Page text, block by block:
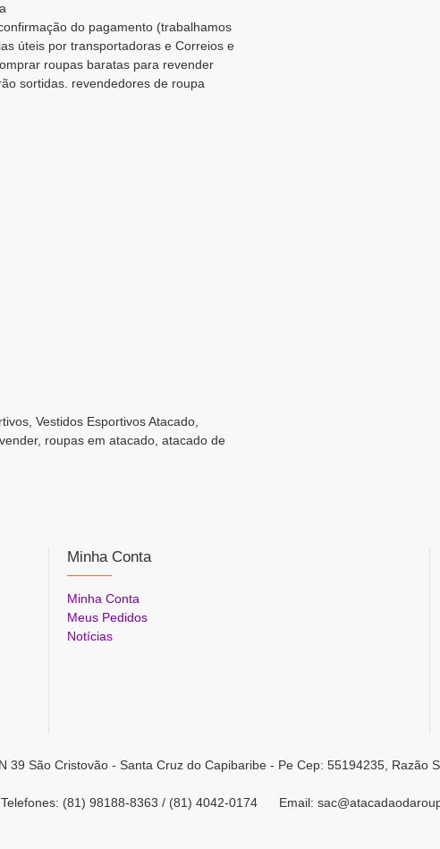
do pagamento (trabalhamos
úteis por transportadoras e Correios e
roupas baratas para revender
sortidas. revendedores de roupa
Vestidos Esportivos Atacado,
roupas em atacado, atacado de
Minha Conta
Minha Conta
Meus Pedidos
Notícias
39 São Cristovão - Santa Cruz do Capibaribe - Pe Cep: 55194235, Razão
Telefones: (81) 98188-8363 / (81) 4042-0174 Email: